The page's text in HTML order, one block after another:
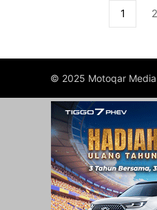
1 2
© 2025 Motoqar